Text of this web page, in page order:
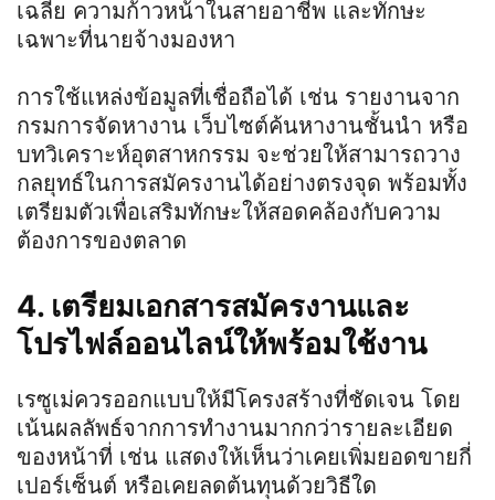
เฉลี่ย ความก้าวหน้าในสายอาชีพ และทักษะ
เฉพาะที่นายจ้างมองหา
การใช้แหล่งข้อมูลที่เชื่อถือได้ เช่น รายงานจาก
กรมการจัดหางาน เว็บไซต์ค้นหางานชั้นนำ หรือ
บทวิเคราะห์อุตสาหกรรม จะช่วยให้สามารถวาง
กลยุทธ์ในการสมัครงานได้อย่างตรงจุด พร้อมทั้ง
เตรียมตัวเพื่อเสริมทักษะให้สอดคล้องกับความ
ต้องการของตลาด
4. เตรียมเอกสารสมัครงานและ
โปรไฟล์ออนไลน์ให้พร้อมใช้งาน
เรซูเม่ควรออกแบบให้มีโครงสร้างที่ชัดเจน โดย
เน้นผลลัพธ์จากการทำงานมากกว่ารายละเอียด
ของหน้าที่ เช่น แสดงให้เห็นว่าเคยเพิ่มยอดขายกี่
เปอร์เซ็นต์ หรือเคยลดต้นทุนด้วยวิธีใด